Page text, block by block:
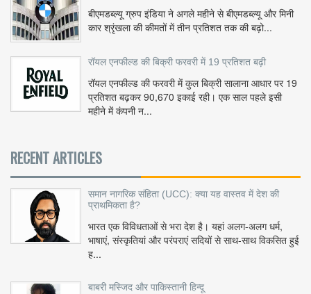
बीएमडब्ल्यू ग्रुप इंडिया ने अगले महीने से बीएमडब्ल्यू और मिनी
कार श्रृंखला की कीमतों में तीन प्रतिशत तक की बढ़ो...
रॉयल एनफील्ड की बिक्री फरवरी में 19 प्रतिशत बढ़ी
रॉयल एनफील्ड की फरवरी में कुल बिक्री सालाना आधार पर 19
प्रतिशत बढ़कर 90,670 इकाई रही। एक साल पहले इसी
महीने में कंपनी न...
RECENT ARTICLES
समान नागरिक संहिता (UCC): क्या यह वास्तव में देश की
प्राथमिकता है?
भारत एक विविधताओं से भरा देश है। यहां अलग-अलग धर्म,
भाषाएं, संस्कृतियां और परंपराएं सदियों से साथ-साथ विकसित हुई
ह...
बाबरी मस्जिद और पाकिस्तानी हिन्दू